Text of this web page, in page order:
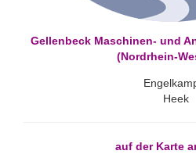
Gellenbeck Maschinen- und
(Nordrhein-
Heek
auf der Karte